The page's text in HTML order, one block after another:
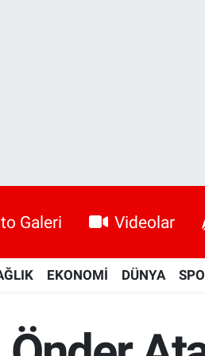
Galeri Videolar
EKONOMİ DÜNYA